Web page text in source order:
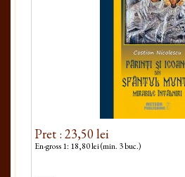
Pret : 23,50 lei
En-gross 1: 18,80 lei (min. 3 buc.)